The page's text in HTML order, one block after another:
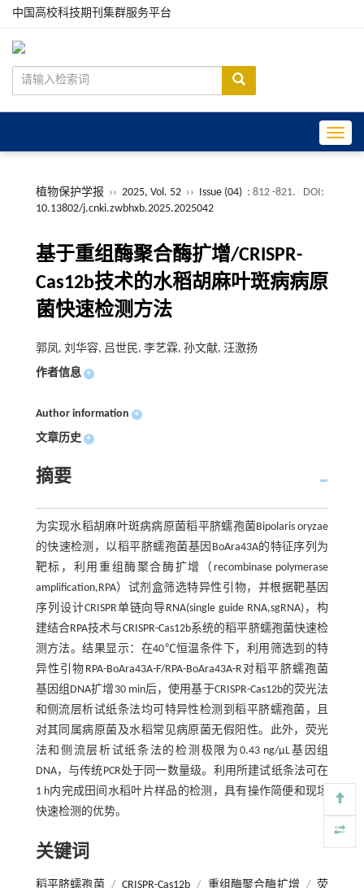
中国高校科技期刊集群服务平台
植物保护学报 ›› 2025, Vol. 52 ›› Issue (04) : 812 -821.
DOI:
10.13802/j.cnki.zwbhxb.2025.2025042
基于重组酶聚合酶扩增/CRISPR-
Cas12b技术的水稻胡麻叶斑病病原
菌快速检测方法
郭凤, 刘华容, 吕世民, 李艺霖, 孙文献, 汪激扬
作者信息 +
Author information +
文章历史 +
摘要
为实现水稻胡麻叶斑病病原菌稻平脐蠕孢菌Bipolaris oryzae
的快速检测，以稻平脐蠕孢菌基因BoAra43A的特征序列为
靶标，利用重组酶聚合酶扩增（recombinase polymerase
amplification,RPA）试剂盒筛选特异性引物，并根据靶基因
序列设计CRISPR单链向导RNA(single guide RNA,sgRNA)，构
建结合RPA技术与CRISPR-Cas12b系统的稻平脐蠕孢菌快速检
测方法。结果显示：在40℃恒温条件下，利用筛选到的特
异性引物RPA-BoAra43A-F/RPA-BoAra43A-R对稻平脐蠕孢菌
基因组DNA扩增30 min后，使用基于CRISPR-Cas12b的荧光法
和侧流层析试纸条法均可特异性检测到稻平脐蠕孢菌，且
对其同属病原菌及水稻常见病原菌无假阳性。此外，荧光
法和侧流层析试纸条法的检测极限为0.43 ng/μL基因组
DNA，与传统PCR处于同一数量级。利用所建试纸条法可在
1 h内完成田间水稻叶片样品的检测，具有操作简便和现场
快速检测的优势。
关键词
稻平脐蠕孢菌 / CRISPR-Cas12b / 重组酶聚合酶扩增 / 荧